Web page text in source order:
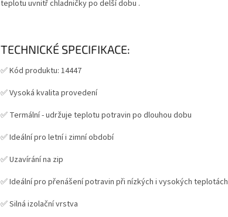
teplotu uvnitř chladničky po delší dobu .
TECHNICKÉ SPECIFIKACE:
✅ Kód produktu: 14447
✅ Vysoká kvalita provedení
✅ Termální - udržuje teplotu potravin po dlouhou dobu
✅ Ideální pro letní i zimní období
✅ Uzavírání na zip
✅ Ideální pro přenášení potravin při nízkých i vysokých teplotách
✅ Silná izolační vrstva